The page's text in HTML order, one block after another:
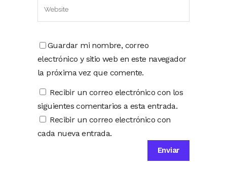
Guardar mi nombre, correo
electrónico y sitio web en este navegador
la próxima vez que comente.
Recibir un correo electrónico con los
siguientes comentarios a esta entrada.
Recibir un correo electrónico con
cada nueva entrada.